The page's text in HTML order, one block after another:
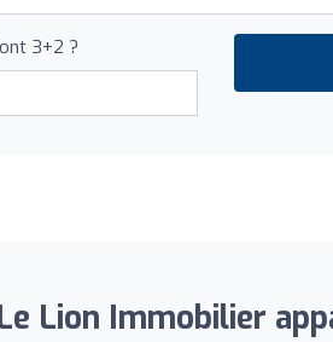
3+2 ?
Lion Immobilier